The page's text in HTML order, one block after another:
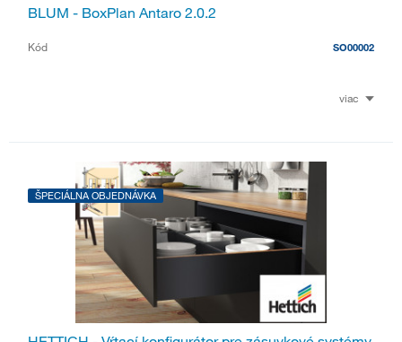
BLUM - BoxPlan Antaro 2.0.2
Kód SO00002
viac
ŠPECIÁLNA OBJEDNÁVKA